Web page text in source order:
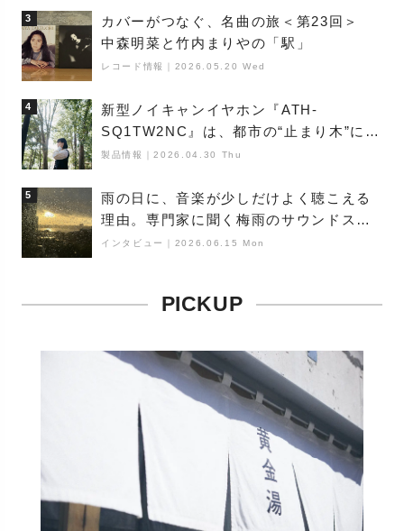
3
カバーがつなぐ、名曲の旅＜第23回＞
中森明菜と竹内まりやの「駅」
レコード情報 2026.05.20 Wed
4
新型ノイキャンイヤホン『ATH-
SQ1TW2NC』は、都市の“止まり木”にな
り得るーシンガーソングライター浮
製品情報 ｜2026.04.30 Thu
5
雨の日に、音楽が少しだけよく聴こえる
理由。専門家に聞く梅雨のサウンドス
ケープ
インタビュー 2026.06.15 Mon
PICKUP